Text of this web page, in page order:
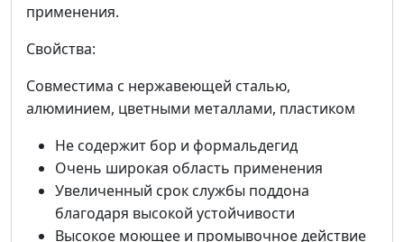
применения.
Свойства:
Совместима с нержавеющей сталью,
алюминием, цветными металлами, пластиком
Не содержит бор и формальдегид
Очень широкая область применения
Увеличенный срок службы поддона
благодаря высокой устойчивости
Высокое моющее и промывочное действие